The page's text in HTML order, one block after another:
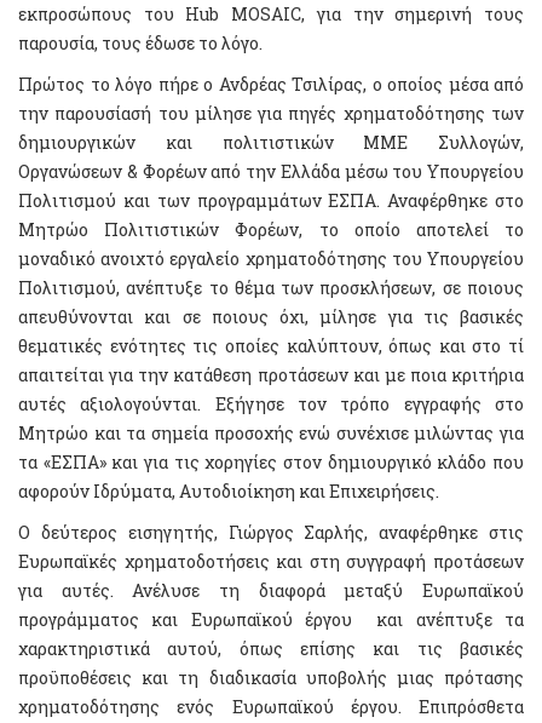
εκπροσώπους του Hub MOSAIC, για την σημερινή τους
παρουσία, τους έδωσε το λόγο.
Πρώτος το λόγο πήρε ο Ανδρέας Τσιλίρας, ο οποίος μέσα από
την παρουσίασή του μίλησε για πηγές χρηματοδότησης των
δημιουργικών και πολιτιστικών ΜΜΕ Συλλογών,
Οργανώσεων & Φορέων από την Ελλάδα μέσω του Υπουργείου
Πολιτισμού και των προγραμμάτων ΕΣΠΑ. Αναφέρθηκε στο
Μητρώο Πολιτιστικών Φορέων, το οποίο αποτελεί το
μοναδικό ανοιχτό εργαλείο χρηματοδότησης του Υπουργείου
Πολιτισμού, ανέπτυξε το θέμα των προσκλήσεων, σε ποιους
απευθύνονται και σε ποιους όχι, μίλησε για τις βασικές
θεματικές ενότητες τις οποίες καλύπτουν, όπως και στο τί
απαιτείται για την κατάθεση προτάσεων και με ποια κριτήρια
αυτές αξιολογούνται. Εξήγησε τον τρόπο εγγραφής στο
Μητρώο και τα σημεία προσοχής ενώ συνέχισε μιλώντας για
τα «ΕΣΠΑ» και για τις χορηγίες στον δημιουργικό κλάδο που
αφορούν Ιδρύματα, Αυτοδιοίκηση και Επιχειρήσεις.
Ο δεύτερος εισηγητής, Γιώργος Σαρλής, αναφέρθηκε στις
Ευρωπαϊκές χρηματοδοτήσεις και στη συγγραφή προτάσεων
για αυτές. Ανέλυσε τη διαφορά μεταξύ Ευρωπαϊκού
προγράμματος και Ευρωπαϊκού έργου και ανέπτυξε τα
χαρακτηριστικά αυτού, όπως επίσης και τις βασικές
προϋποθέσεις και τη διαδικασία υποβολής μιας πρότασης
χρηματοδότησης ενός Ευρωπαϊκού έργου. Επιπρόσθετα